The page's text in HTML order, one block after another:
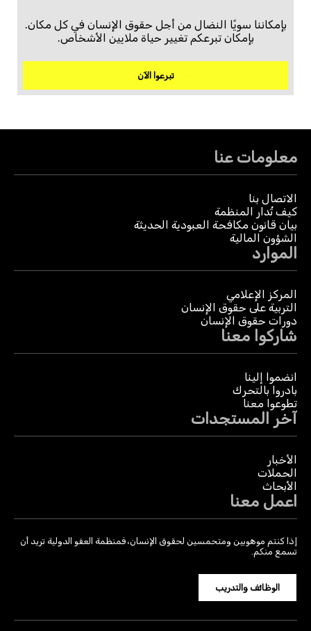
بإمكاننا سويًا النضال من أجل حقوق الإنسان في كل مكان.
بإمكان تبرعكم تغيير حياة ملايين الأشخاص.
تبرعوا الآن
معلومات عنا
الاتصال بنا
كيف تُدار المنظمة
بيان قانون مكافحة العبودية الحديثة
الشؤون المالية
الموارد
المركز الإعلامي
التربية على حقوق الإنسان
دورات حقوق الإنسان
شاركوا معنا
انضموا إلينا
بادروا بالتحرك
تطوعوا معنا
آخر المستجدات
الأخبار
الحملات
الأبحاث
اعمل معنا
إذا كنتم موهوبين ومتحمسين لحقوق الإنسان، فمنظمة العفو الدولية تريد أن
تسمع منكم.
الوظائف والتدريب